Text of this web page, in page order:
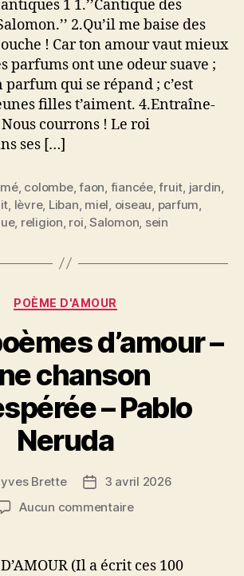
de
Salomon
1 1.’’Cantique des
2.Qu’il me baise des
! Car ton amour vaut mieux
parfums ont une odeur suave ;
qui se répand ; c’est
filles t’aiment. 4.Entraîne-
courrons ! Le roi
ses […]
, colombe,faon fiancée,fruit jardin
lèvre, Liban miel oiseau parfum
, religion roi ,Salomon sein
Catégories
POÈME D'AMOUR
d’amour –
chanson
– Pablo
Neruda
yves Brette
Date3 avril 2026
Aucun commentairesur
d’amour
(Il a écrit ces 100